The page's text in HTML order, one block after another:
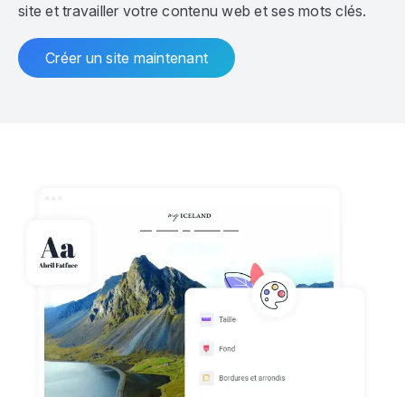
site et travailler votre contenu web et ses mots clés.
Créer un site maintenant